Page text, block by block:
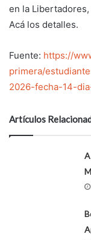
en la
Acá los detalles.
Fuente: https://
primera/
2026-fecha-14-
Artículos